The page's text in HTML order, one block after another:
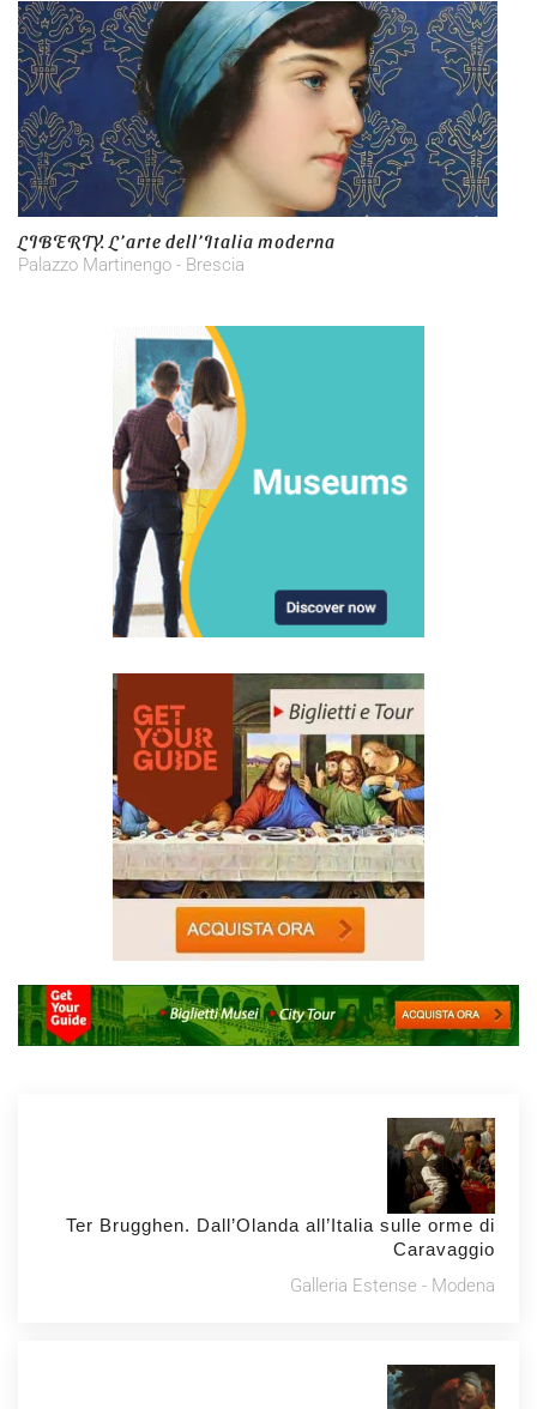
LIBERTY. L’arte dell’Italia moderna
Palazzo Martinengo - Brescia
Ter Brugghen. Dall’Olanda all’Italia sulle orme di
Caravaggio
Galleria Estense - Modena